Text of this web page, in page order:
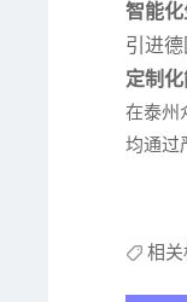
智能
引进
定制化
在泰州
均通过
相关